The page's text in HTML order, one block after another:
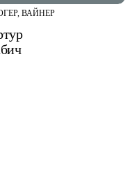
ВАЙНЕР